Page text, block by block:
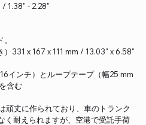
/ 1.38" - 2.28"
）331 x 167 x 111 mm / 13.03" x 6.58"
インチ）とループテープ（幅25 mm
含む
頑丈に作られており、車のトランク
く耐えられますが、空港で受託手荷